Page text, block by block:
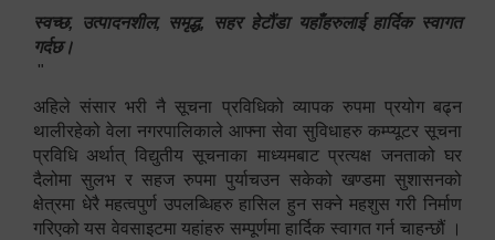
स्वच्छ, उत्पादनशील, समृद्ध, सहर हेटौंडा यहाँहरुलाई हार्दिक स्वागत
गर्दछ।
"
अहिले संसार भरी नै सूचना प्रविधिको व्यापक रुपमा प्रयोग बढ्न
थालीरहेको वेला नगरपालिकाले आफ्ना सेवा सुविधाहरु कम्प्यूटर सूचना
प्रविधि अर्थात् विद्युतीय सूचनाका माध्यमबाट प्रत्यक्ष जनताको घर
दैलोमा सुलभ र सहज रुपमा पुर्याचउन सकेको खण्डमा सुशासनको
क्षेत्रमा धेरै महत्वपुर्ण उपलब्धिहरु हासिल हुन सक्ने महशुस गरी निर्माण
गरिएको यस वेवसाइटमा यहांहरु सम्पूर्णमा हार्दिक स्वागत गर्न चाहन्छौं ।